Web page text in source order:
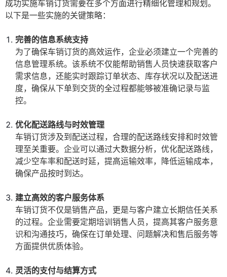
成功实施车销订货需要在多个方面进行精细化管理和规划。
以下是一些实施的关键策略：
完善的信息系统支持
为了确保车销订货的高效运作，企业必须建立一个完善的
信息管理系统。该系统不仅能帮助销售人员快速获取客户
需求信息，还能实时跟踪订单状态、库存状况以及配送进
度，确保从下单到交货的全过程都能够被准确记录与监
控。
优化配送路线与时效管理
车销订货涉及到配送过程，合理的配送路线安排和时效管
理至关重要。企业可以通过大数据分析，优化配送路线，
减少空车率和配送时延，提高运输效率，降低运输成本，
确保产品按时到达。
建立高效的客户服务体系
车销订货不仅是销售产品，更是与客户建立长期信任关系
的过程。企业需要定期培训销售人员，提高其客户服务意
识和沟通技巧，确保在订单处理、问题解决和售后服务等
方面提供优质体验。
灵活的支付与结算方式